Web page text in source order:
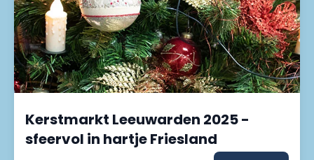
Kerstmarkt Leeuwarden 2025 -
sfeervol in hartje Friesland